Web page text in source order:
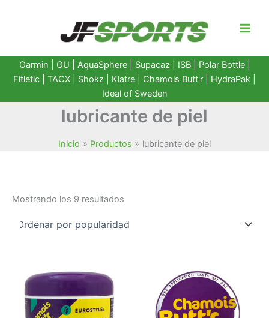
Garmin GU AquaSphere| Supacaz | ISB | Polar Bottle|
Fitletic
TACX Shokz Klatre Chamois Butt'r HydraPak
Ideal of Sweden
lubricante de piel
Inicio Productos lubricante de piel
Mostrando los 9 resultados